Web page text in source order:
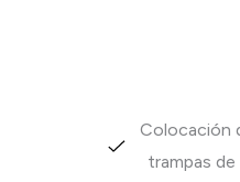
Colocación
trampas